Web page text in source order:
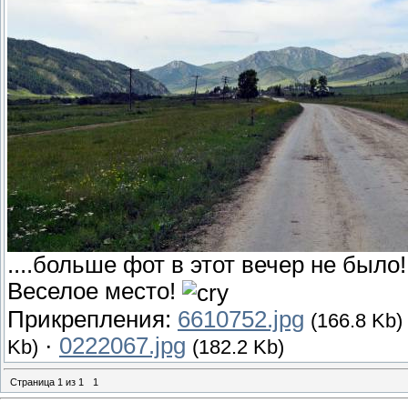
....больше фот в этот вечер не было!
Веселое место!
Прикрепления: 6610752.jpg (166.8 Kb)
Kb) · 0222067.jpg (182.2 Kb)
Страница 1 из 1 1